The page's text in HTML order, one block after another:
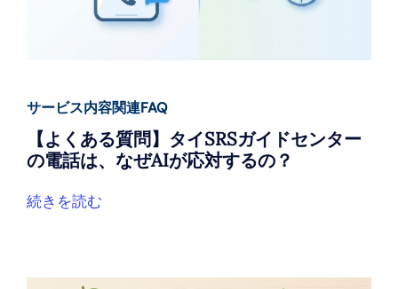
サービス内容関連FAQ
【よくある質問】タイSRSガイドセンター
の電話は、なぜAIが応対するの？
続きを読む